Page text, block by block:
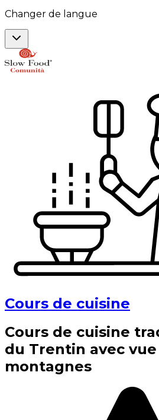
Changer de langue
Cours de cuisine
Cours de cuisine
du Trentin avec
montagnes